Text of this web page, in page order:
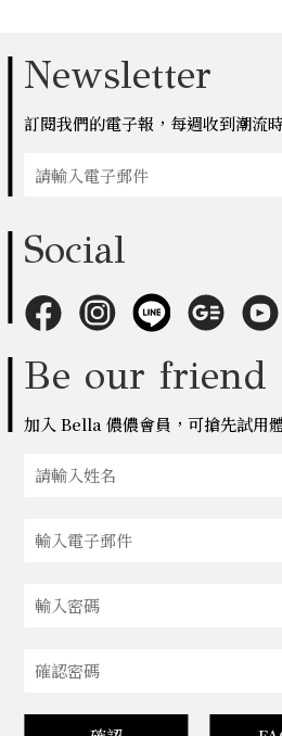
Newsletter
訂閱我們的電子報，每週收到潮流
Social
Be our friend
加入 Bella 儂儂會員，可搶先試用